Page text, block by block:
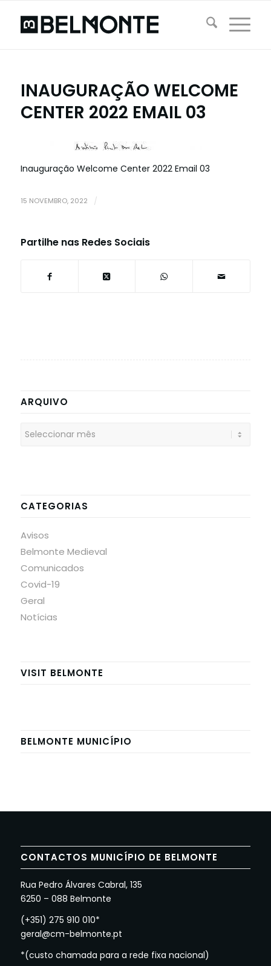
INAUGURAÇÃO WELCOME
CENTER 2022 EMAIL 03
Inauguração Welcome Center 2022 Email 03
15 NOVEMBRO, 2022 /
Partilhe nas Redes Sociais
ARQUIVO
CATEGORIAS
Avisos
Belmonte Medieval
Comunicados
Covid-19
Geral
Notícias
VISIT BELMONTE
BELMONTE MUNICÍPIO
CONTACTOS MUNICÍPIO DE BELMONTE
Rua Pedro Álvares Cabral, 135
6250 – 088 Belmonte
(+351) 275 910 010*
geral@cm-belmonte.pt
*(custo chamada para a rede fixa nacional)